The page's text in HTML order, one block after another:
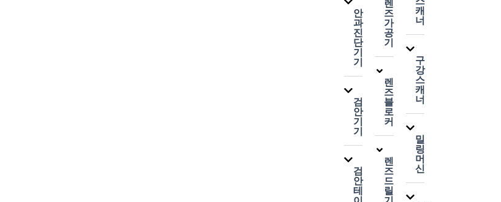
안
과
진
단
기
기
검
안
기
기
검
안
테
렌
즈
가
공
기
렌
즈
블
로
커
렌
즈
드
릴
캐
너
구
강
스
캐
너
밀
링
머
신